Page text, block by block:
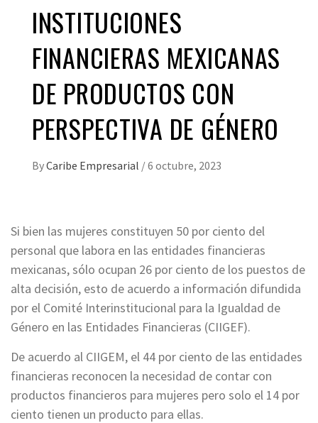
INSTITUCIONES
FINANCIERAS MEXICANAS
DE PRODUCTOS CON
PERSPECTIVA DE GÉNERO
ByCaribe Empresarial /6 octubre, 2023
Si bien las mujeres constituyen 50 por ciento del
personal que labora en las entidades financieras
mexicanas, sólo ocupan 26 por ciento de los puestos de
alta decisión, esto de acuerdo a información difundida
por el Comité Interinstitucional para la Igualdad de
Género en las Entidades Financieras (CIIGEF).
De acuerdo al CIIGEM, el 44 por ciento de las entidades
financieras reconocen la necesidad de contar con
productos financieros para mujeres pero solo el 14 por
ciento tienen un producto para ellas.